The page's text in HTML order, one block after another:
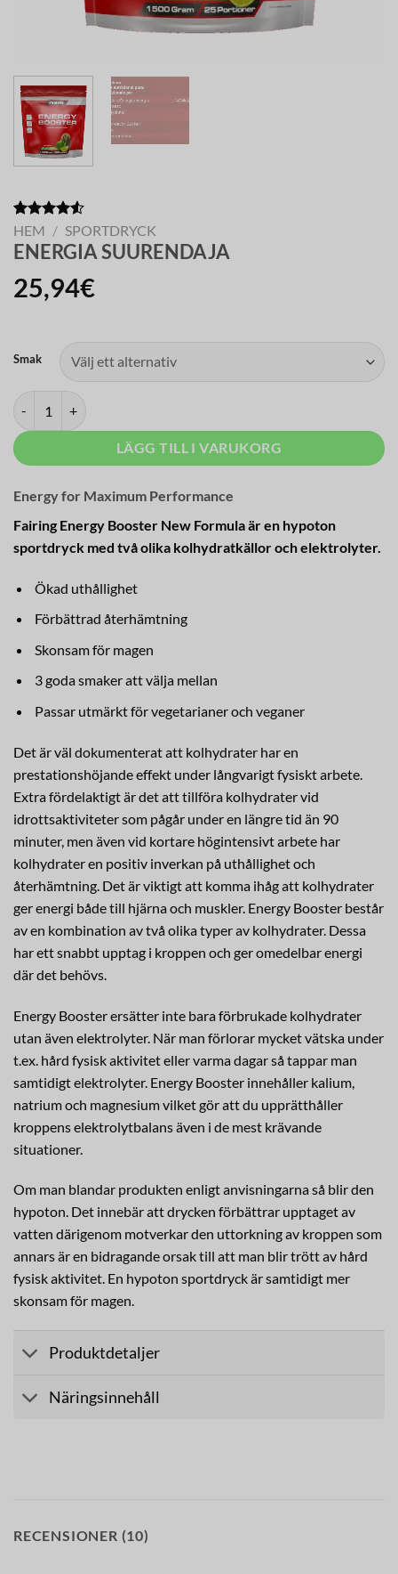
Betygsatt
4.50av 5
baserat på
10
HEM / SPORTDRYCK
ENERGIA SUURENDAJA
25,94€
Smak
LÄGG TILL I VARUKORG
Energy for Maximum Performance
Fairing Energy Booster New Formula är en hypoton
sportdryck med två olika kolhydratkällor och elektrolyter.
Ökad uthållighet
Förbättrad återhämtning
Skonsam för magen
3 goda smaker att välja mellan
Passar utmärkt för vegetarianer och veganer
Det är väl dokumenterat att kolhydrater har en
prestationshöjande effekt under långvarigt fysiskt arbete.
Extra fördelaktigt är det att tillföra kolhydrater vid
idrottsaktiviteter som pågår under en längre tid än 90
minuter, men även vid kortare högintensivt arbete har
kolhydrater en positiv inverkan på uthållighet och
återhämtning. Det är viktigt att komma ihåg att kolhydrater
ger energi både till hjärna och muskler. Energy Booster består
av en kombination av två olika typer av kolhydrater. Dessa
har ett snabbt upptag i kroppen och ger omedelbar energi
där det behövs.
Energy Booster ersätter inte bara förbrukade kolhydrater
utan även elektrolyter. När man förlorar mycket vätska under
t.ex. hård fysisk aktivitet eller varma dagar så tappar man
samtidigt elektrolyter. Energy Booster innehåller kalium,
natrium och magnesium vilket gör att du upprätthåller
kroppens elektrolytbalans även i de mest krävande
situationer.
Om man blandar produkten enligt anvisningarna så blir den
hypoton. Det innebär att drycken förbättrar upptaget av
vatten därigenom motverkar den uttorkning av kroppen som
annars är en bidragande orsak till att man blir trött av hård
fysisk aktivitet. En hypoton sportdryck är samtidigt mer
skonsam för magen.
Produktdetaljer
Näringsinnehåll
RECENSIONER (10)